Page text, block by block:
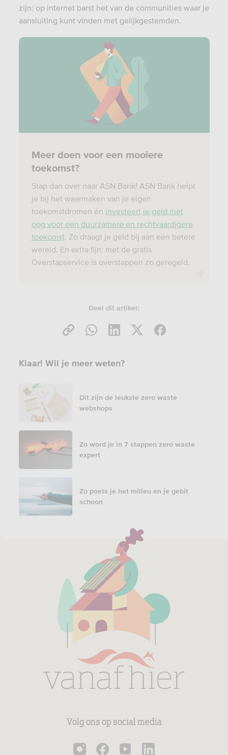
zijn: op internet barst het van de communities waar je
aansluiting kunt vinden met gelijkgestemden.
Meer doen voor een mooiere
toekomst?
Stap dan over naar ASN Bank! ASN Bank helpt
je bij het waarmaken van je eigen
toekomstdromen én investeert je geld met
oog voor een duurzamere en rechtvaardigere
toekomst. Zo draagt je geld bij aan een betere
wereld. En extra fijn: met de gratis
Overstapservice is overstappen zo geregeld.
Deel dit artikel:
Klaar! Wil je meer weten?
Dit zijn de leukste zero waste
webshops
Zo word je in 7 stappen zero waste
expert
Zo poets je het milieu en je gebit
schoon
Volg ons op social media